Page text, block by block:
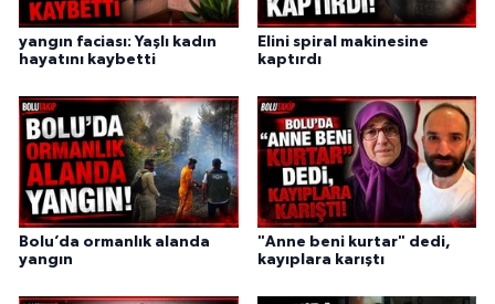
yangın faciası: Yaşlı kadın
hayatını kaybetti
Elini spiral makinesine
kaptırdı
Bolu’da ormanlık alanda
yangın
"Anne beni kurtar" dedi,
kayıplara karıştı